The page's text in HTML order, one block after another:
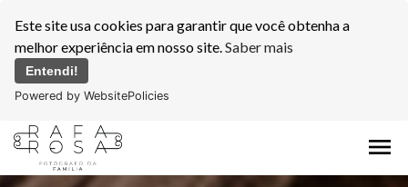
Este site usa cookies para garantir que você obtenha a
melhor experiência em nosso site.Saber mais
Entendi!
Powered by WebsitePolicies
menu